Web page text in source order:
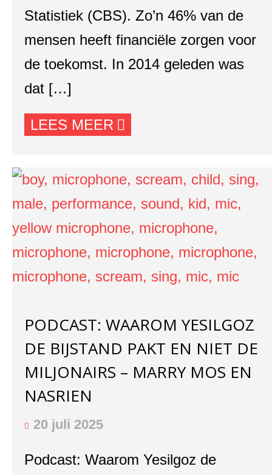
Statistiek (CBS). Zo’n 46% van de
mensen heeft financiële zorgen voor
de toekomst. In 2014 geleden was
dat […]
LEES MEER
PODCAST: WAAROM YESILGOZ
DE BIJSTAND PAKT EN NIET DE
MILJONAIRS – MARRY MOS EN
NASRIEN
20 juli 2025
Podcast: Waarom Yesilgoz de